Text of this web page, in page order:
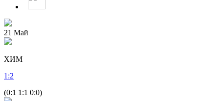
21 Май
ХИМ
1 :2
(0:1 1:1 0:0)